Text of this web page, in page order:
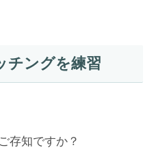
チングを練習
存知ですか？